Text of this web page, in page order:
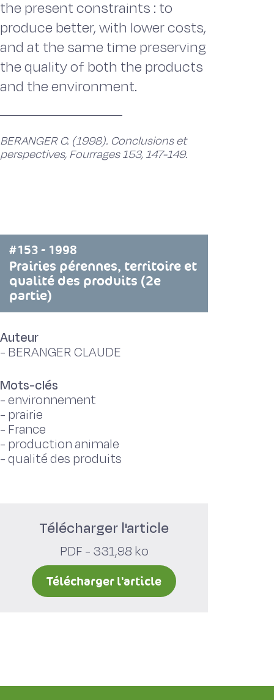
the present constraints : to
produce better, with lower costs,
and at the same time preserving
the quality of both the products
and the environment.
BERANGER C. (1998). Conclusions et
perspectives, Fourrages 153, 147-149.
#153 - 1998
Prairies pérennes, territoire et
qualité des produits (2e
partie)
Auteur
- BERANGER CLAUDE
Mots-clés
-environnement
- prairie
- France
- production animale
-qualité des produits
Télécharger l'article
PDF - 331,98 ko
Télécharger l'article